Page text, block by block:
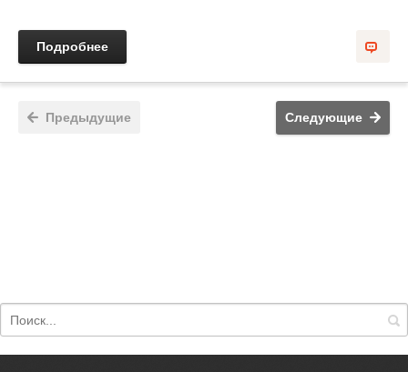
Подробнее
Предыдущие Следующие